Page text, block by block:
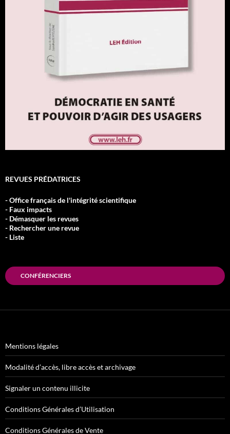
REVUES PRÉDATRICES
- Office français de l'intégrité scientifique
- Faux impacts
- Démasquer les revues
- Rechercher une revue
- Liste
CONFÉRENCIERS
Mentions légales
Modalité d’accès, libre accès et archivage
Signaler un contenu illicite
Conditions Générales d’Utilisation
Conditions Générales de Vente